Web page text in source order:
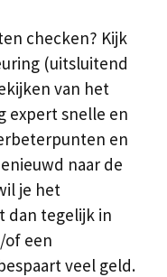
checken? Kijk
(uitsluitend
van het
expert snelle en
en
naar de
je het
dan tegelijk in
of een
veel geld.